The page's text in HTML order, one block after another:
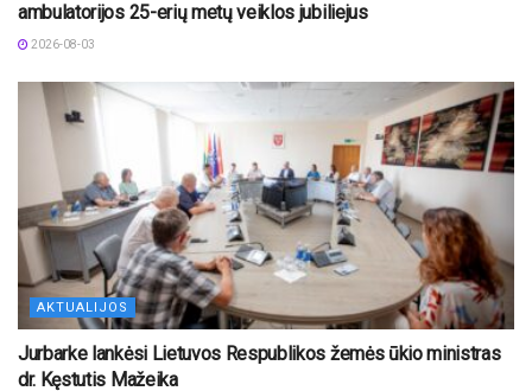
ambulatorijos 25-erių metų veiklos jubiliejus
2026-08-03
AKTUALIJOS
Jurbarke lankėsi Lietuvos Respublikos žemės ūkio ministras
dr. Kęstutis Mažeika